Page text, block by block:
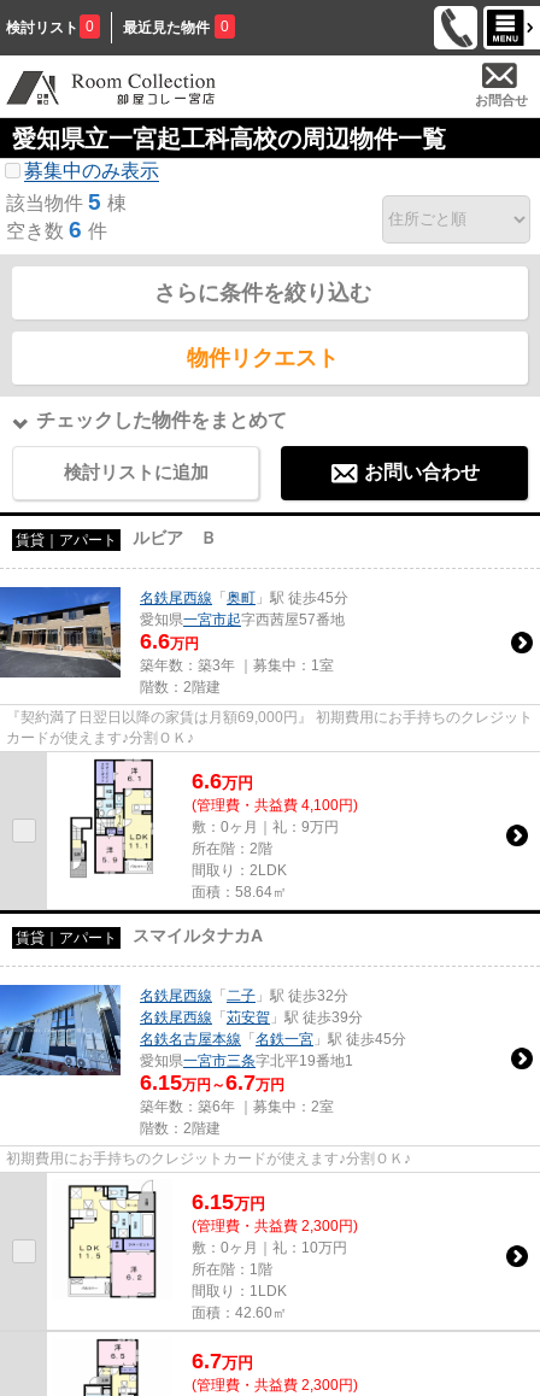
検討リスト 0 最近見た物件 0
お問合せ
愛知県立一宮起工科高校の周辺物件一覧
募集中のみ表示
該当物件 5 棟
空き数 6 件
さらに条件を絞り込む
物件リクエスト
チェックした物件をまとめて
検討リストに追加 お問い合わせ
賃貸｜アパート ルビア Ｂ
名鉄尾西線 「 奥町 」駅 徒歩45分
愛知県一宮市起字西茜屋57番地
6.6万円
築年数：築3年 ｜募集中： 1室
階数：2階建
『契約満了日翌日以降の家賃は月額69,000円』 初期費用にお手持ちのクレジット
カードが使えます♪分割ＯＫ♪
6.6万円
(管理費・共益費 4,100円)
敷：0ヶ月｜礼：9万円
所在階：2階
間取り：2LDK
面積：58.64㎡
賃貸｜アパート スマイルタナカA
名鉄尾西線 「 二子 」駅 徒歩32分
名鉄尾西線 「 苅安賀 」駅 徒歩39分
名鉄名古屋本線 「 名鉄一宮 」駅 徒歩45分
愛知県一宮市三条字北平19番地1
6.15万円～6.7万円
築年数：築6年 ｜募集中： 2室
階数：2階建
初期費用にお手持ちのクレジットカードが使えます♪分割ＯＫ♪
6.15万円
(管理費・共益費 2,300円)
敷：0ヶ月｜礼：10万円
所在階：1階
間取り：1LDK
面積：42.60㎡
6.7万円
(管理費・共益費 2,300円)